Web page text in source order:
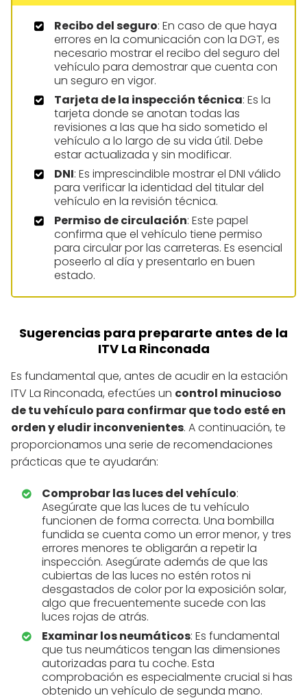
Recibo del seguro: En caso de que haya
errores en la comunicación con la DGT, es
necesario mostrar el recibo del seguro del
vehículo para demostrar que cuenta con
un seguro en vigor.
Tarjeta de la inspección técnica: Es la
tarjeta donde se anotan todas las
revisiones a las que ha sido sometido el
vehículo a lo largo de su vida útil. Debe
estar actualizada y sin modificar.
DNI: Es imprescindible mostrar el DNI válido
para verificar la identidad del titular del
vehículo en la revisión técnica.
Permiso de circulación: Este papel
confirma que el vehículo tiene permiso
para circular por las carreteras. Es esencial
poseerlo al día y presentarlo en buen
estado.
Sugerencias para prepararte antes de la
ITV La Rinconada
Es fundamental que, antes de acudir en la estación
ITV La Rinconada, efectúes un control minucioso
de tu vehículo para confirmar que todo esté en
orden y eludir inconvenientes. A continuación, te
proporcionamos una serie de recomendaciones
prácticas que te ayudarán:
Comprobar las luces del vehículo:
Asegúrate que las luces de tu vehículo
funcionen de forma correcta. Una bombilla
fundida se cuenta como un error menor, y tres
errores menores te obligarán a repetir la
inspección. Asegúrate además de que las
cubiertas de las luces no estén rotos ni
desgastados de color por la exposición solar,
algo que frecuentemente sucede con las
luces rojas de atrás.
Examinar los neumáticos: Es fundamental
que tus neumáticos tengan las dimensiones
autorizadas para tu coche. Esta
comprobación es especialmente crucial si has
obtenido un vehículo de segunda mano.